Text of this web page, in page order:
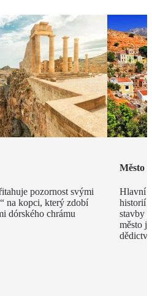
pozornost svými
na kopci, který zdobí
dórského chrámu
Město
Hlavní
historií
stavby
město